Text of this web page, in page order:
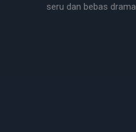
seru dan bebas drama.